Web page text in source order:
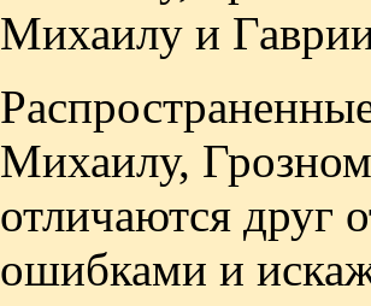
Михаилу и
Михаилу,
отличаются друг
ошибками и